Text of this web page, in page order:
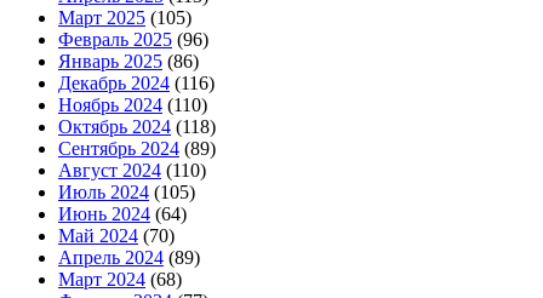
Март 2025 (105)
Февраль 2025 (96)
Январь 2025 (86)
Декабрь 2024 (116)
Ноябрь 2024 (110)
Октябрь 2024 (118)
Сентябрь 2024 (89)
Август 2024 (110)
Июль 2024 (105)
Июнь 2024 (64)
Май 2024 (70)
Апрель 2024 (89)
Март 2024 (68)